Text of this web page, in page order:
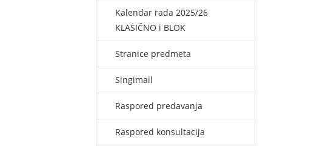
Kalendar rada 2025/26
KLASIČNO i BLOK
Stranice predmeta
Singimail
Raspored predavanja
Raspored konsultacija